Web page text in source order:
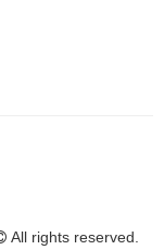
All rights reserved.